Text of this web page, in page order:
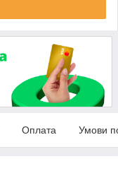
Оплата Умови